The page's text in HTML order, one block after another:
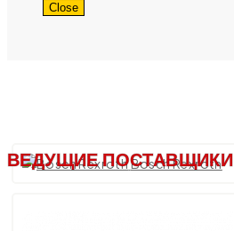
Close
ВЕДУЩИЕ ПОСТАВЩИКИ
Bosch Rexroth